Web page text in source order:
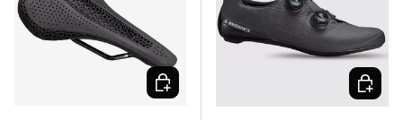
SCEGLI OPZIONI SCEGLI